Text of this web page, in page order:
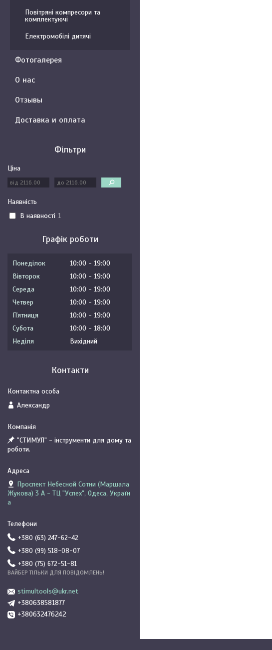
Повітряні компресори та
комплектуючі
Електромобілі дитячі
Фотогалерея
О нас
Отзывы
Доставка и оплата
Фільтри
Ціна
Наявність
В наявності 1
Графік роботи
Понеділок 10:00
19:00
Вівторок
10:00
19:00
Середа
10:00
19:00
Четвер
10:00
19:00
Пʼятниця
10:00
19:00
Субота
10:00
18:00
Неділя
Вихідний
Контакти
Александр
"СТИМУЛ" - інструменти для дому та
роботи.
Проспект Небесной Сотни (Маршала
Жукова) 3 А - ТЦ "Успех", Одеса, Україн
а
+380 (63) 247-62-42
+380 (99) 518-08-07
+380 (75) 672-51-81
ВАЙБЕР ТІЛЬКИ ДЛЯ ПОВІДОМЛЕНЬ!
stimultools@ukr.net
+380638581877
+380632476242